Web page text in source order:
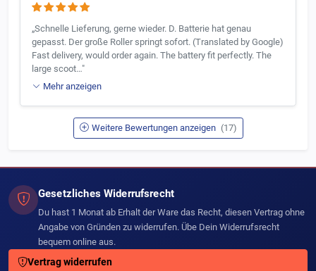
„Schnelle Lieferung, gerne wieder. D. Batterie hat genau
gepasst. Der große Roller springt sofort. (Translated by Google)
Fast delivery, would order again. The battery fit perfectly. The
large scoot…"
Mehr anzeigen
Weitere Bewertungen anzeigen (17)
Gesetzliches Widerrufsrecht
Du hast 1 Monat ab Erhalt der Ware das Recht, diesen Vertrag ohne
Angabe von Gründen zu widerrufen. Übe Dein Widerrufsrecht
bequem online aus.
Vertrag widerrufen